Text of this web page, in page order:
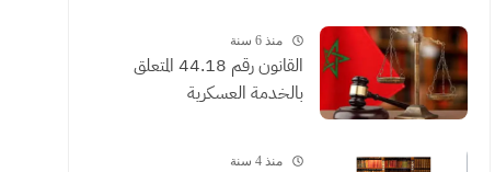
الموثقون
منذ 6 سنة
القانون رقم 44.18 المتعلق
بالخدمة العسكرية
منذ 4 سنة